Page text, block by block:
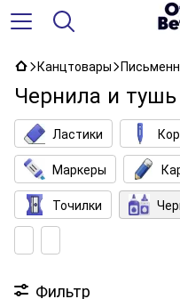
Канцтовары
Чернила и тушь
Ластики
Маркеры
Точилки
Фильтр